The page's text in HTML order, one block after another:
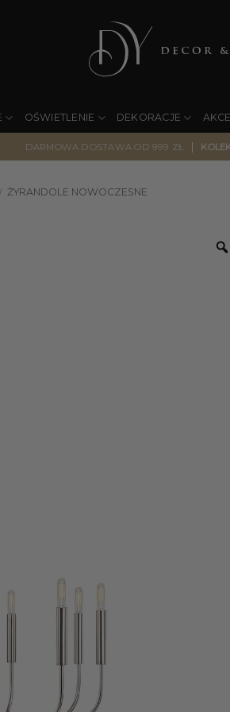
OŚWIETLENIE DEKORACJE
DARMOWA DOSTAWA OD 999 ZŁ |
/ ŻYRANDOLE NOWOCZESNE